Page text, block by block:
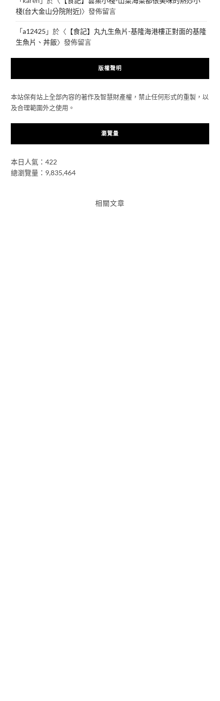
棧(台大金山分院附近)〉發佈留言
「a12425 」於〈 【食記】丸九生魚片-基隆海港樓正對面的基隆
生魚片、丼飯〉發佈留言
版權聲明
本站保有站上全部內容的著作及智慧財產權，禁止任何形式的重製，以
及合理範圍外之使用。
瀏覽量
本日人氣：422
總瀏覽量：9,835,464
相關文章